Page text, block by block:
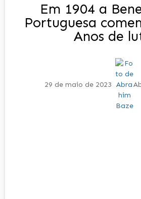
Em 1904 a
Portuguesa
Anos de
29 de maio de 2023